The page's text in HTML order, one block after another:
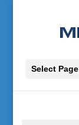
Select Page